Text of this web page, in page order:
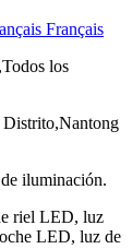
Français
los
Distrito,Nantong
iluminación.
riel LED, luz
LED, luz de